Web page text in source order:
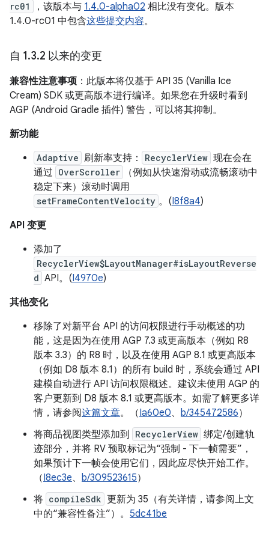
rc01
，该版本与 1.4.0-alpha02 相比没有变化。版本
1.4.0-rc01 中包含这些提交内容。
自 1.3.2 以来的变更
兼容性注意事项 ：此版本将仅基于 API 35 (Vanilla Ice
Cream) SDK 或更高版本进行编译。如果您在升级时看到
AGP (Android Gradle 插件) 警告，可以将其抑制。
新功能
Adaptive 刷新率支持： RecyclerView 现在会在
通过 OverScroller
（例如从快速滑动或流畅滚动中
稳定下来）滚动时调用
setFrameContentVelocity 。(I8f8a4)
API 变更
添加了
RecyclerView$LayoutManager#isLayoutReverse
d API。(I4970e)
其他变化
移除了对新平台 API 的访问权限进行手动概述的功
能，这是因为在使用 AGP 7.3 或更高版本（例如 R8
版本 3.3）的 R8 时，以及在使用 AGP 8.1 或更高版本
（例如 D8 版本 8.1）的所有 build 时，系统会通过 API
建模自动进行 API 访问权限概述。建议未使用 AGP 的
客户更新到 D8 版本 8.1 或更高版本。如需了解更多详
情，请参阅这篇文章。（Ia60e0、 b/345472586）
将商品视图类型添加到
RecyclerView 绑定/创建轨
迹部分，并将 RV 预取标记为“强制 - 下一帧需要”，
如果预计下一帧会使用它们，因此应尽快开始工作。
（I8ec3e、 b/309523615）
将 compileSdk 更新为 35（有关详情，请参阅上文
中的“兼容性备注”）。 5dc41be